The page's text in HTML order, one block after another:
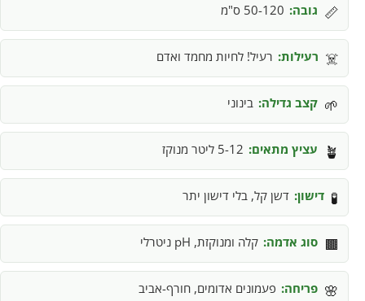
📏 גובה: 50-120 ס"מ
☠️ רעילות: רעיל! לחיות מחמד ואדם
🌱 קצב גדילה: בינוני
🪴 עציץ מתאים: 5-12 ליטר מנוקז
🧪 דישון: דשן קל, בלי דישון יתר
🟫 סוג אדמה: קלה ומנוקזת, pH ניטרלי
🌸 פריחה: פעמונים אדומים, חורף-אביב